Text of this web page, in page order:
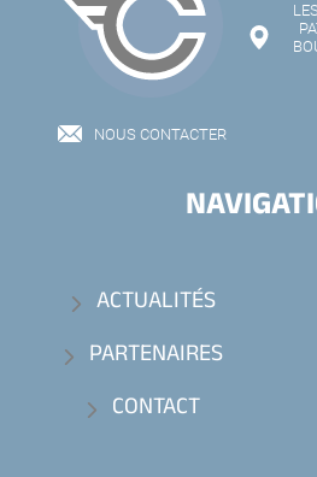
NOUS CONTACTER
ACTUALITÉS
PARTENAIRES
CONTACT